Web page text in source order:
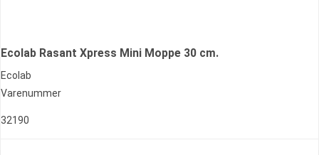
Ecolab Rasant Xpress Mini Moppe 30 cm.
Ecolab
Varenummer
32190